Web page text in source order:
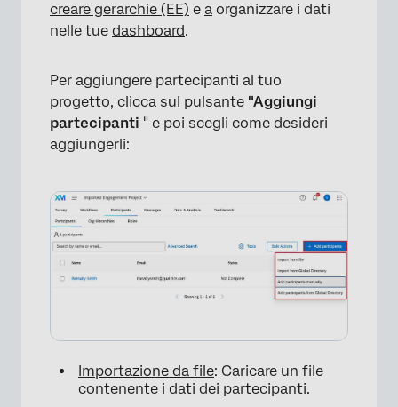
creare gerarchie (EE) e a organizzare i dati
nelle tue dashboard.
Per aggiungere partecipanti al tuo
progetto, clicca sul pulsante "Aggiungi
partecipanti " e poi scegli come desideri
aggiungerli:
Importazione da file: Caricare un file
contenente i dati dei partecipanti.